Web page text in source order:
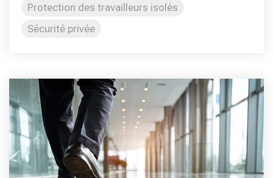
Protection des travailleurs isolés
Sécurité privée